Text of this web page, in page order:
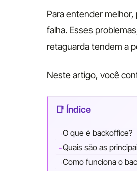
Para entender
falha. Esses
retaguarda tendem a
Neste artigo, você
O que é backoffice?
Quais são as
Como funciona o